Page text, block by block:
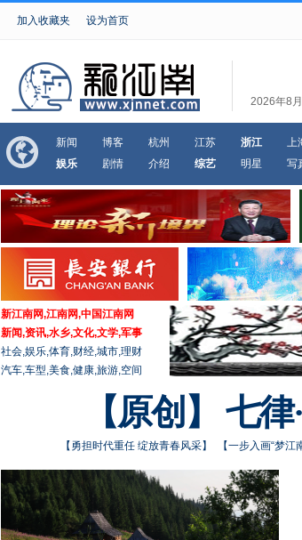
加入收藏夹 设为首页
2026年8
新闻 博客 杭州 江苏 浙江 上
娱乐
剧情 介绍 综艺 明星 写
新江南网,江南网,中国江南网
新闻,资讯,水乡,文化,文学,军事
社会,娱乐,体育,财经,城市,理财
汽车,车型,美食,健康,旅游,空间
【原创】 七
【 勇担时代重任 绽放青春风采】 【一步入画“梦江